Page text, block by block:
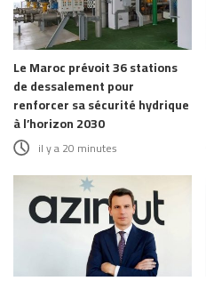
Le Maroc prévoit 36 stations
de dessalement pour
renforcer sa sécurité hydrique
à l’horizon 2030
il y a 20 minutes